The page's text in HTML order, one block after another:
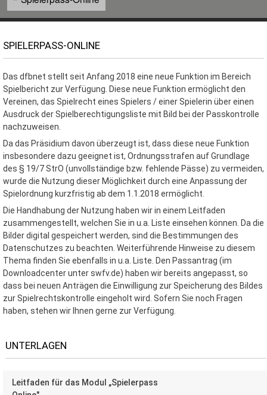
SPIELERPASS-ONLINE
Das dfbnet stellt seit Anfang 2018 eine neue Funktion im Bereich
Spielbericht zur Verfügung. Diese neue Funktion ermöglicht den
Vereinen, das Spielrecht eines Spielers / einer Spielerin über einen
Ausdruck der Spielberechtigungsliste mit Bild bei der Passkontrolle
nachzuweisen.
Da das Präsidium davon überzeugt ist, dass diese neue Funktion
insbesondere dazu geeignet ist, Ordnungsstrafen auf Grundlage
des § 19/7 StrO (unvollständige bzw. fehlende Pässe) zu vermeiden,
wurde die Nutzung dieser Möglichkeit durch eine Anpassung der
Spielordnung kurzfristig ab dem 1.1.2018 ermöglicht.
Die Handhabung der Nutzung haben wir in einem Leitfaden
zusammengestellt, welchen Sie in u.a. Liste einsehen können. Da die
Bilder digital gespeichert werden, sind die Bestimmungen des
Datenschutzes zu beachten. Weiterführende Hinweise zu diesem
Thema finden Sie ebenfalls in u.a. Liste. Den Passantrag (im
Downloadcenter unter swfv.de) haben wir bereits angepasst, so
dass bei neuen Anträgen die Einwilligung zur Speicherung des Bildes
zur Spielrechtskontrolle eingeholt wird. Sofern Sie noch Fragen
haben, stehen wir Ihnen gerne zur Verfügung.
UNTERLAGEN
Leitfaden für das Modul „Spielerpass